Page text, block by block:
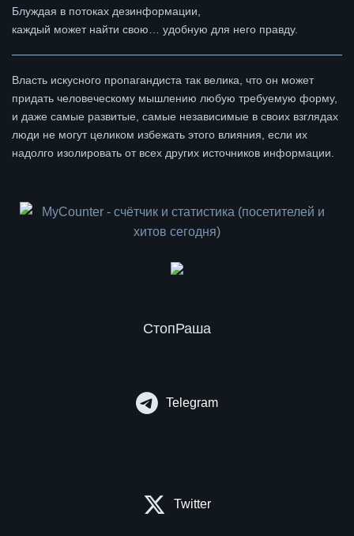
Блуждая в потоках дезинформации,
каждый может найти свою… удобную для него правду.
Власть искусного пропагандиста так велика, что он может
придать человеческому мышлению любую требуемую форму,
и даже самые развитые, самые независимые в своих взглядах
люди не могут целиком избежать этого влияния, если их
надолго изолировать от всех других источников информации.
СтопРаша
Telegram
Twitter